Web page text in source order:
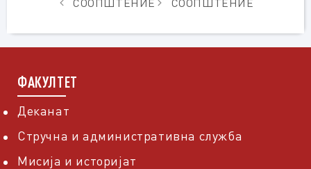
СООПШТЕНИЕ
СООПШТЕНИЕ
ФАКУЛТЕТ
Деканат
Стручна и административна служба
Мисија и историјат